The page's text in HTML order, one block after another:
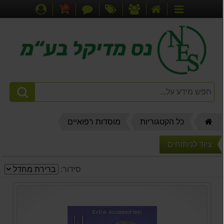
קטגוריות
אודותינומבצעים עגלת 0
כל הקטגוריות מוסדות רפואיים
ציוד לניתוחים
סידור: